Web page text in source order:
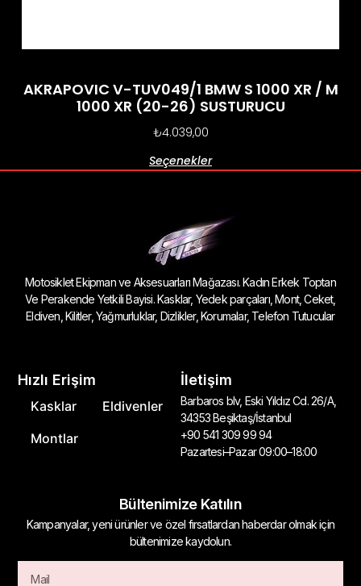
AKRAPOVIC V-TUV049/1 BMW S 1000 XR / M
1000 XR (20-26) SUSTURUCU
₺4.039,00
Seçenekler
Motosiklet Ekipman ve Aksesuarları Mağazası. Kadın Erkek Toptan
Ve Perakende Yetkili Bayisi. Kasklar, Yedek parçaları, Mont, Ceket,
Eldiven, Kilitler, Yağmurluklar, Dizlikler, Korumalar, Telefon Tutucular
Hızlı Erişim
Kasklar
Eldivenler
Montlar
İletişim
Barbaros blv, Eski Yıldız Cd. 26/A,
34353 Beşiktaş/İstanbul
+90 541 309 99 94
Pazartesi–Pazar 09:00–18:00
Bültenimize Katılın
Kampanyalar, yeni ürünler ve özel fırsatlardan haberdar olmak için
bültenimize kaydolun.